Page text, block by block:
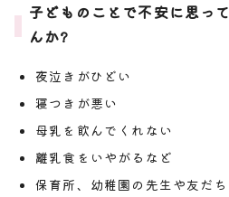
子どものことで不安に思っ
んか?
夜泣きがひどい
寝つきが悪い
母乳を飲んでくれない
離乳食をいやがるなど
保育所、幼稚園の先生や友だ